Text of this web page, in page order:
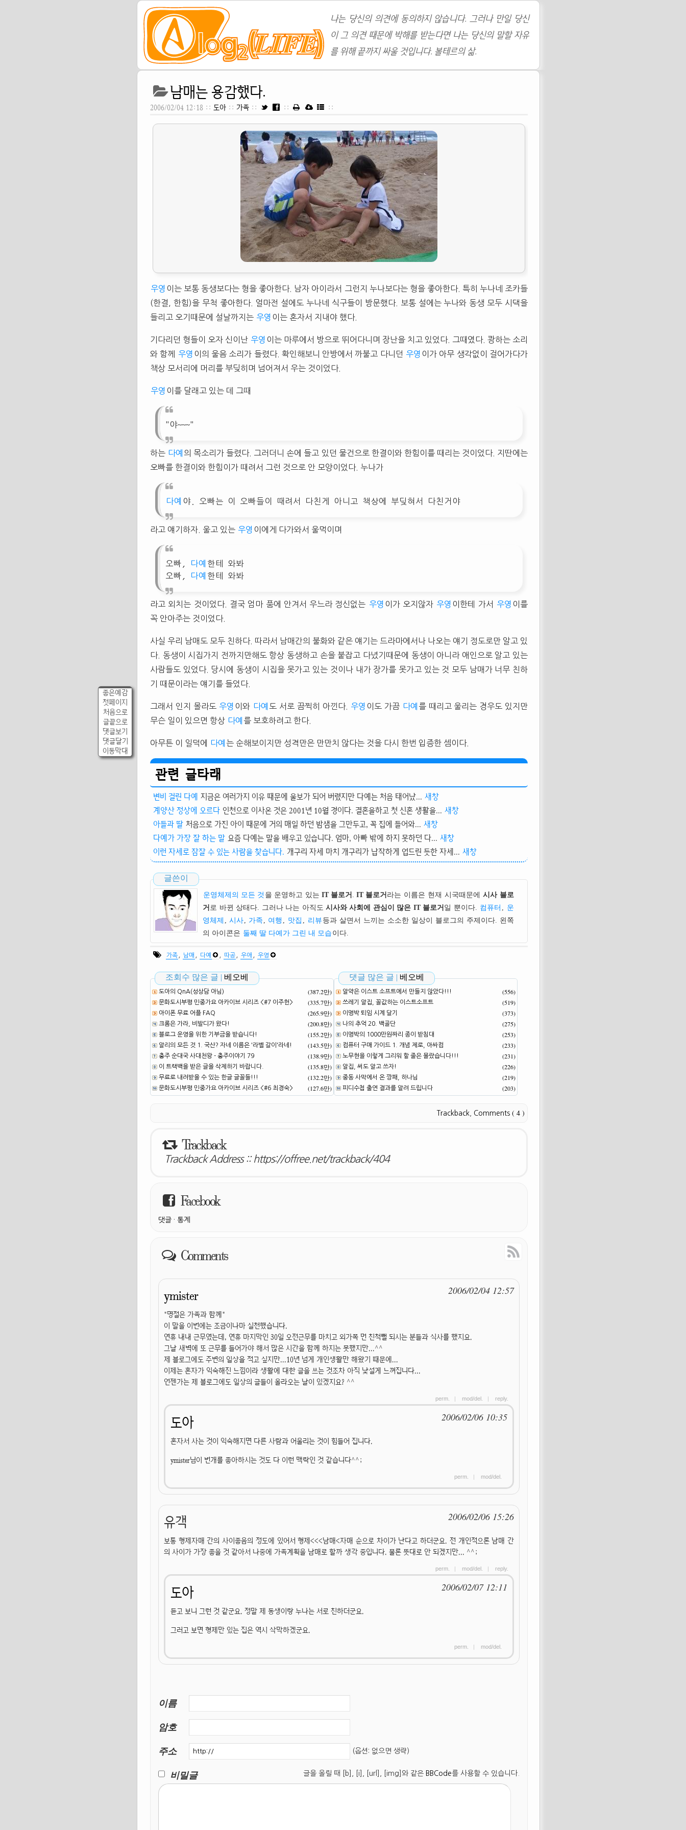
나는 당신의 의견에 동의하지 않습니다. 그러나 만일 당신
이 그 의견 때문에 박해를 받는다면 나는 당신의 말할 자유
를 위해 끝까지 싸울 것입니다. 볼테르의 삶.
좋은예감
첫페이지
처음으로
글끝으로
댓글보기
댓글달기
이동막대
남매는 용감했다.
2006/02/04 12:18 :: 도아 :: 가족 :: :: ::
우영 이는 보통 동생보다는 형을 좋아한다. 남자 아이라서 그런지 누나보다는 형을 좋아한다. 특히 누나네 조카들
(한결, 한힘)을 무척 좋아한다. 얼마전 설에도 누나네 식구들이 방문했다. 보통 설에는 누나와 동생 모두 시댁을
들리고 오기때문에 설날까지는 우영 이는 혼자서 지내야 했다.
기다리던 형들이 오자 신이난 우영 이는 마루에서 방으로 뛰어다니며 장난을 치고 있었다. 그때였다. 쾅하는 소리
와 함께
우영 이의 울음 소리가 들렸다. 확인해보니 안방에서 까불고 다니던 우영 이가 아무 생각없이 걸어가다가
책상 모서리에 머리를 부딪히며 넘어져서 우는 것이었다.
우영 이를 달래고 있는 데 그때
"야~~~"
하는 다예 의 목소리가 들렸다. 그러더니 손에 들고 있던 물건으로 한결이와 한힘이를 때리는 것이었다. 지딴에는
오빠를 한결이와 한힘이가 때려서 그런 것으로 안 모양이었다. 누나가
다예 야. 오빠는 이 오빠들이 때려서 다친게 아니고 책상에 부딪혀서 다친거야
라고 얘기하자. 울고 있는 우영 이에게 다가와서 울먹이며
오빠, 다예 한테 와봐
오빠,
다예 한테 와봐
라고 외치는 것이었다. 결국 엄마 품에 안겨서 우느라 정신없는 우영 이가 오지않자 우영 이한테 가서 우영 이를
꼭 안아주는 것이었다.
사실 우리 남매도 모두 친하다. 따라서 남매간의 불화와 같은 얘기는 드라마에서나 나오는 얘기 정도로만 알고 있
다. 동생이 시집가지 전까지만해도 항상 동생하고 손을 붙잡고 다녔기때문에 동생이 아니라 애인으로 알고 있는
사람들도 있었다. 당시에 동생이 시집을 못가고 있는 것이나 내가 장가를 못가고 있는 것 모두 남매가 너무 친하
기 때문이라는 얘기를 들었다.
그래서 인지 몰라도 우영 이와 다예 도 서로 끔찍히 아낀다. 우영 이도 가끔 다예 를 때리고 울리는 경우도 있지만
무슨 일이 있으면 항상 다예 를 보호하려고 한다.
아무튼 이 일덕에 다예 는 순해보이지만 성격만은 만만치 않다는 것을 다시 한번 입증한 셈이다.
관련 글타래
변비 걸린 다예 지금은 여러가지 이유 때문에 울보가 되어 버렸지만 다예는 처음 태어났... 새창
계양산 정상에 오르다 인천으로 이사온 것은 2001년 10월 경이다. 결혼을하고 첫 신혼 생활을... 새창
아들과 딸 처음으로 가진 아이 때문에 거의 매일 하던 밤샘을 그만두고, 꼭 집에 들어와... 새창
다예가 가장 잘 하는 말 요즘 다예는 말을 배우고 있습니다. 엄마, 아빠 밖에 하지 못하던 다... 새창
이런 자세로 잠잘 수 있는 사람을 찾습니다. 개구리 자세 마치 개구리가 납작하게 업드린 듯한 자세... 새창
글쓴이
운영체제의 모든 것 을 운영하고 있는 IT 블로거 . IT 블로거 라는 이름은 현재 시국때문에 시사 블로
거 로 바뀐 상태다. 그러나 나는 아직도 시사와 사회에 관심이 많은 IT 블로거 일 뿐이다. 컴퓨터 , 운
영체제 , 시사, 가족 , 여행 , 맛집 , 리뷰 등과 살면서 느끼는 소소한 일상이 블로그의 주제이다. 왼쪽
의 아이콘은 둘째 딸 다예가 그린 내 모습 이다.
가족 남매 다예 따공 우애 우영
조회수 많은 글 | 베오베
도아의 QnA(성상담 아님) (387.2만)
문화도시부평 민중가요 아카이브 시리즈 <#7 이주헌> (335.7만)
아이폰 무료 어플 FAQ (265.9만)
크롬은 가라, 비발디가 왔다! (200.8만)
블로그 운영을 위한 기부금을 받습니다! (155.2만)
알리의 모든 것 1. 국산? 자네 이름은 '라벨 갈이'라네! (143.5만)
충주 순대국 사대천왕 - 충주이야기 79 (138.9만)
이 트랙백을 받은 글을 삭제하기 바랍니다. (135.8만)
무료로 내려받을 수 있는 한글 글꼴들!!! (132.2만)
문화도시부평 민중가요 아카이브 시리즈 <#6 최경숙> (127.6만)
댓글 많은 글 | 베오베
알약은 이스트 소프트에서 만들지 않았다!!! (556)
쓰레기 알집, 꼴값하는 이스트소프트 (519)
이명박 퇴임 시계 달기 (373)
나의 추억 20. 백골단 (275)
이명박의 1000만원짜리 종이 받침대 (253)
컴퓨터 구매 가이드 1. 개념 제로, 아싸컴 (233)
노무현을 이렇게 그리워 할 줄은 몰랐습니다!!! (231)
알집, 써도 알고 쓰자! (226)
중동 사막에서 온 깡패, 하나님 (219)
피디수첩 출연 결과를 알려 드립니다 (203)
Trackback Comments ( 4 )
Trackback
Trackback Address :: https://offree.net/trackback/404
Facebook
댓글 · 통계
Comments
ymister 2006/02/04 12:57
"명절은 가족과 함께"
이 말을 이번에는 조금이나마 실천했습니다.
연휴 내내 근무였는데, 연휴 마지막인 30일 오전근무를 마치고 외가쪽 먼 친척뻘 되시는 분들과 식사를 했지요.
그날 새벽에 또 근무를 들어가야 해서 많은 시간을 함께 하지는 못했지만...^^
제 블로그에도 주변의 일상을 적고 싶지만...10년 넘게 개인생활만 해왔기 때문에...
이제는 혼자가 익숙해진 느낌이라 생활에 대한 글을 쓰는 것조차 아직 낯설게 느껴집니다...
언젠가는 제 블로그에도 일상의 글들이 올라오는 날이 있겠지요? ^^
perm. | mod/del. | reply.
도아 2006/02/06 10:35
혼자서 사는 것이 익숙해지면 다른 사람과 어울리는 것이 힘들어 집니다.
ymister님이 번개를 좋아하시는 것도 다 이런 맥락인 것 같습니다^^;
perm. | mod/del.
유객 2006/02/06 15:26
보통 형제자매 간의 사이좋음의 정도에 있어서 형제<<<남매<자매 순으로 차이가 난다고 하더군요. 전 개인적으론 남매 간
의 사이가 가장 좋을 것 같아서 나중에 가족계획을 남매로 할까 생각 중입니다. 물론 뜻대로 안 되겠지만... ^^;
perm. | mod/del. | reply.
도아 2006/02/07 12:11
듣고 보니 그런 것 같군요. 정말 제 동생이랑 누나는 서로 친하더군요.
그러고 보면 형제만 있는 집은 역시 삭막하겠군요.
perm. | mod/del.
이름
암호
주소
(옵션: 없으면 생략)
비밀글 글을 올릴 때 [b], [i], [url], [img]와 같은 BBCode를 사용할 수 있습니다.